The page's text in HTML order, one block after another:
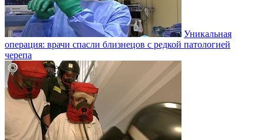
Уникальная
операция: врачи спасли близнецов с редкой патологией
черепа